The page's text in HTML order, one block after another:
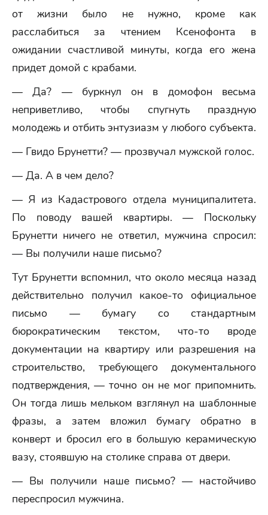
от жизни было не нужно, кроме как
расслабиться за чтением Ксенофонта в
ожидании счастливой минуты, когда его жена
придет домой с крабами.
— Да? — буркнул он в домофон весьма
неприветливо, чтобы спугнуть праздную
молодежь и отбить энтузиазм у любого субъекта.
— Гвидо Брунетти? — прозвучал мужской голос.
— Да. А в чем дело?
— Я из Кадастрового отдела муниципалитета.
По поводу вашей квартиры. — Поскольку
Брунетти ничего не ответил, мужчина спросил:
— Вы получили наше письмо?
Тут Брунетти вспомнил, что около месяца назад
действительно получил какое-то официальное
письмо — бумагу со стандартным
бюрократическим текстом, что-то вроде
документации на квартиру или разрешения на
строительство, требующего документального
подтверждения, — точно он не мог припомнить.
Он тогда лишь мельком взглянул на шаблонные
фразы, а затем вложил бумагу обратно в
конверт и бросил его в большую керамическую
вазу, стоявшую на столике справа от двери.
— Вы получили наше письмо? — настойчиво
переспросил мужчина.